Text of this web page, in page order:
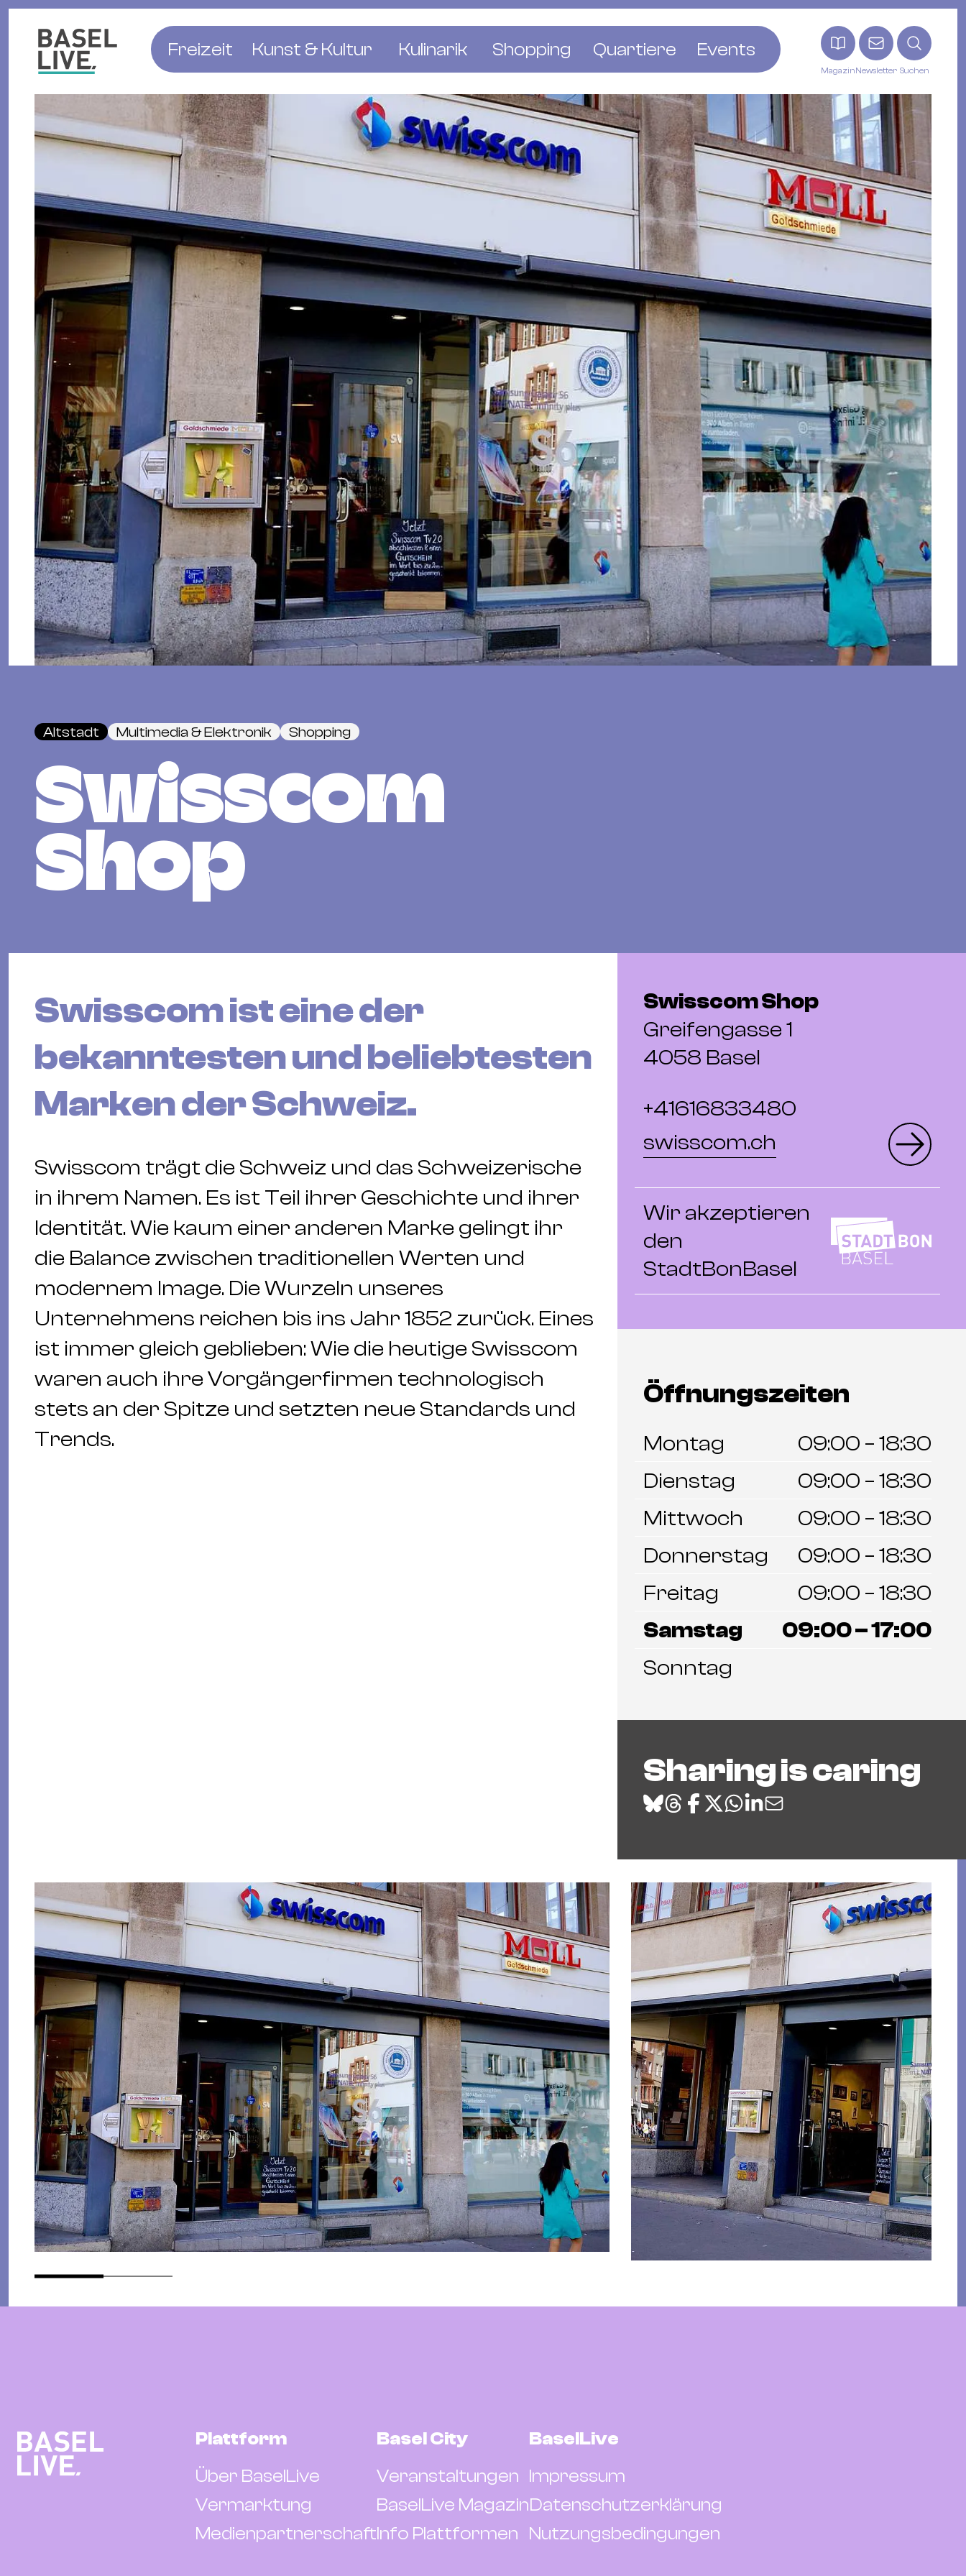
MagazinNewsletter Suchen
Freizeit
Musik & Konzerte
Club & Party
Familie & Kinder
Kino & Film
Hotels
Natur & Parks
Kunst & Kultur
Museen
Theater
Galerien & Ausstellungen
Literatur & Bücher
Kulinarik
Restaurants
Bars & Pubs
Cafés & Tea Rooms
Bäckereien & Konditoreien
Shopping
Mode & Kleider
Concept Stores
Wohnen & Leben
Schmuck & Uhren
Blumen & Pflanzen
Quartiere
Altstadt
Bachletten
Gundeldingen
Kleinbasel
Klybeck
St. Johann
Wettstein
Events
Altstadt Multimedia & Elektronik Shopping
Swisscom
Shop
Swisscom ist eine der
bekanntesten und beliebtesten
Marken der Schweiz.
Swisscom trägt die Schweiz und das Schweizerische
in ihrem Namen. Es ist Teil ihrer Geschichte und ihrer
Identität. Wie kaum einer anderen Marke gelingt ihr
die Balance zwischen traditionellen Werten und
modernem Image. Die Wurzeln unseres
Unternehmens reichen bis ins Jahr 1852 zurück. Eines
ist immer gleich geblieben: Wie die heutige Swisscom
waren auch ihre Vorgängerfirmen technologisch
stets an der Spitze und setzten neue Standards und
Trends.
Swisscom Shop
Greifengasse 1
4058 Basel
+41616833480
swisscom.ch
Wir akzeptieren
den
StadtBonBasel
Öffnungszeiten
Montag
09:00 – 18:30
Dienstag
09:00 – 18:30
Mittwoch
09:00 – 18:30
Donnerstag
09:00 – 18:30
Freitag
09:00 – 18:30
Samstag
09:00 – 17:00
Sonntag
Sharing is caring
Plattform
Über BaselLive
Vermarktung
Medienpartnerschaft
Basel City
Veranstaltungen
BaselLive Magazin
Info Plattformen
BaselLive
Impressum
Datenschutzerklärung
Nutzungsbedingungen